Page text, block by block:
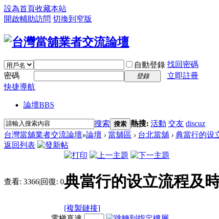
設為首頁收藏本站
開啟輔助訪問 切換到窄版
自動登錄 找回密碼
密碼
登錄
立即註冊
快捷導航
論壇BBS
搜索 搜索 熱搜: 活動 交友 discuz
台灣當舖業者交流論壇»論壇 › 當舖區 › 台北當舖 › 典當行的设
返回列表
查看: 3366|回復: 0典當行的设立流程及
[複製鏈接]